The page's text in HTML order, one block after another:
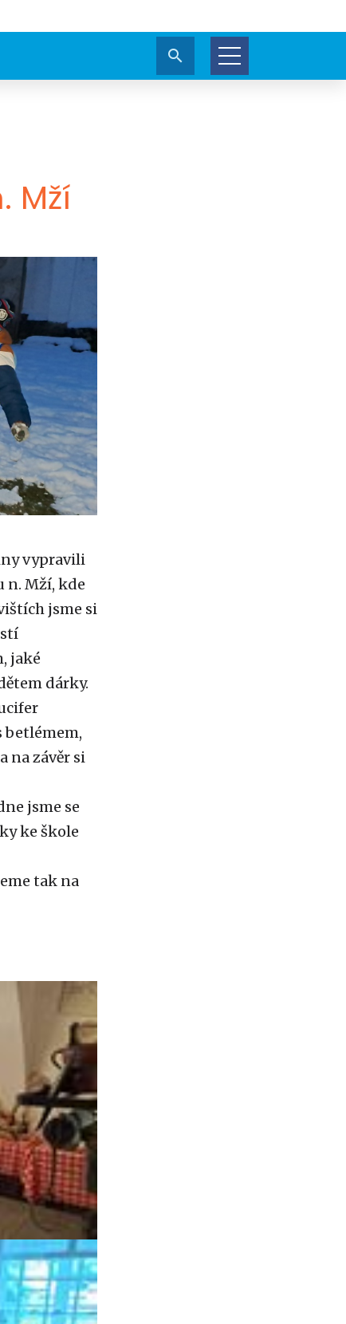
Mží
vypravili
n. Mží, kde
jsme si
jaké
dárky.
na závěr si
jsme se
ke škole
tak na